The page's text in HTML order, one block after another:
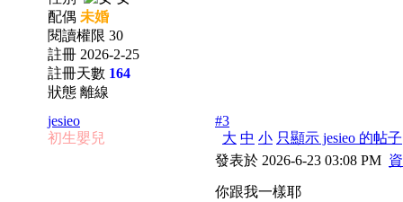
配偶 未婚
閱讀權限 30
註冊 2026-2-25
註冊天數 164
狀態 離線
jesieo
初生嬰兒
#3
大 中 小 只顯示 jesieo 的帖子
發表於 2026-6-23 03:08 PM
你跟我一樣耶